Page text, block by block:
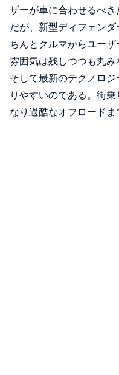
ザーが車に合わせるべき
だが、新型ディフェン
ちんとクルマからユー
雰囲気は残しつつも丸み
そして最新のテクノロ
りやすいのである。街
なり過酷なオフロードま